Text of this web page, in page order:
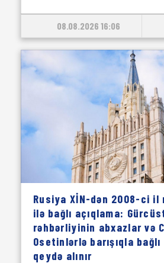
08.08.2026 16:06
Rusiya XİN-dən 2008-ci il
ilə bağlı açıqlama:
rəhbərliyinin abxazlar və
Osetinlərlə barışıqla
qeydə alınır